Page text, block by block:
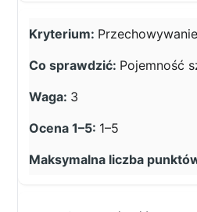
Przechowywanie
Pojemność
3
1–5